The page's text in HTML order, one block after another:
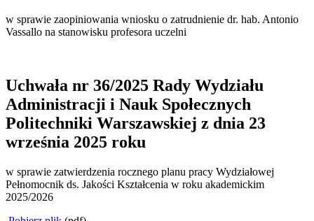
w sprawie zaopiniowania wniosku o zatrudnienie dr. hab. Antonio
Vassallo na stanowisku profesora uczelni
Uchwała nr 36/2025 Rady Wydziału
Administracji i Nauk Społecznych
Politechniki Warszawskiej z dnia 23
września 2025 roku
w sprawie zatwierdzenia rocznego planu pracy Wydziałowej
Pełnomocnik ds. Jakości Kształcenia w roku akademickim
2025/2026